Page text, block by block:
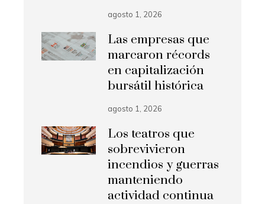
agosto 1, 2026
Las empresas que
marcaron récords
en capitalización
bursátil histórica
agosto 1, 2026
Los teatros que
sobrevivieron
incendios y guerras
manteniendo
actividad continua